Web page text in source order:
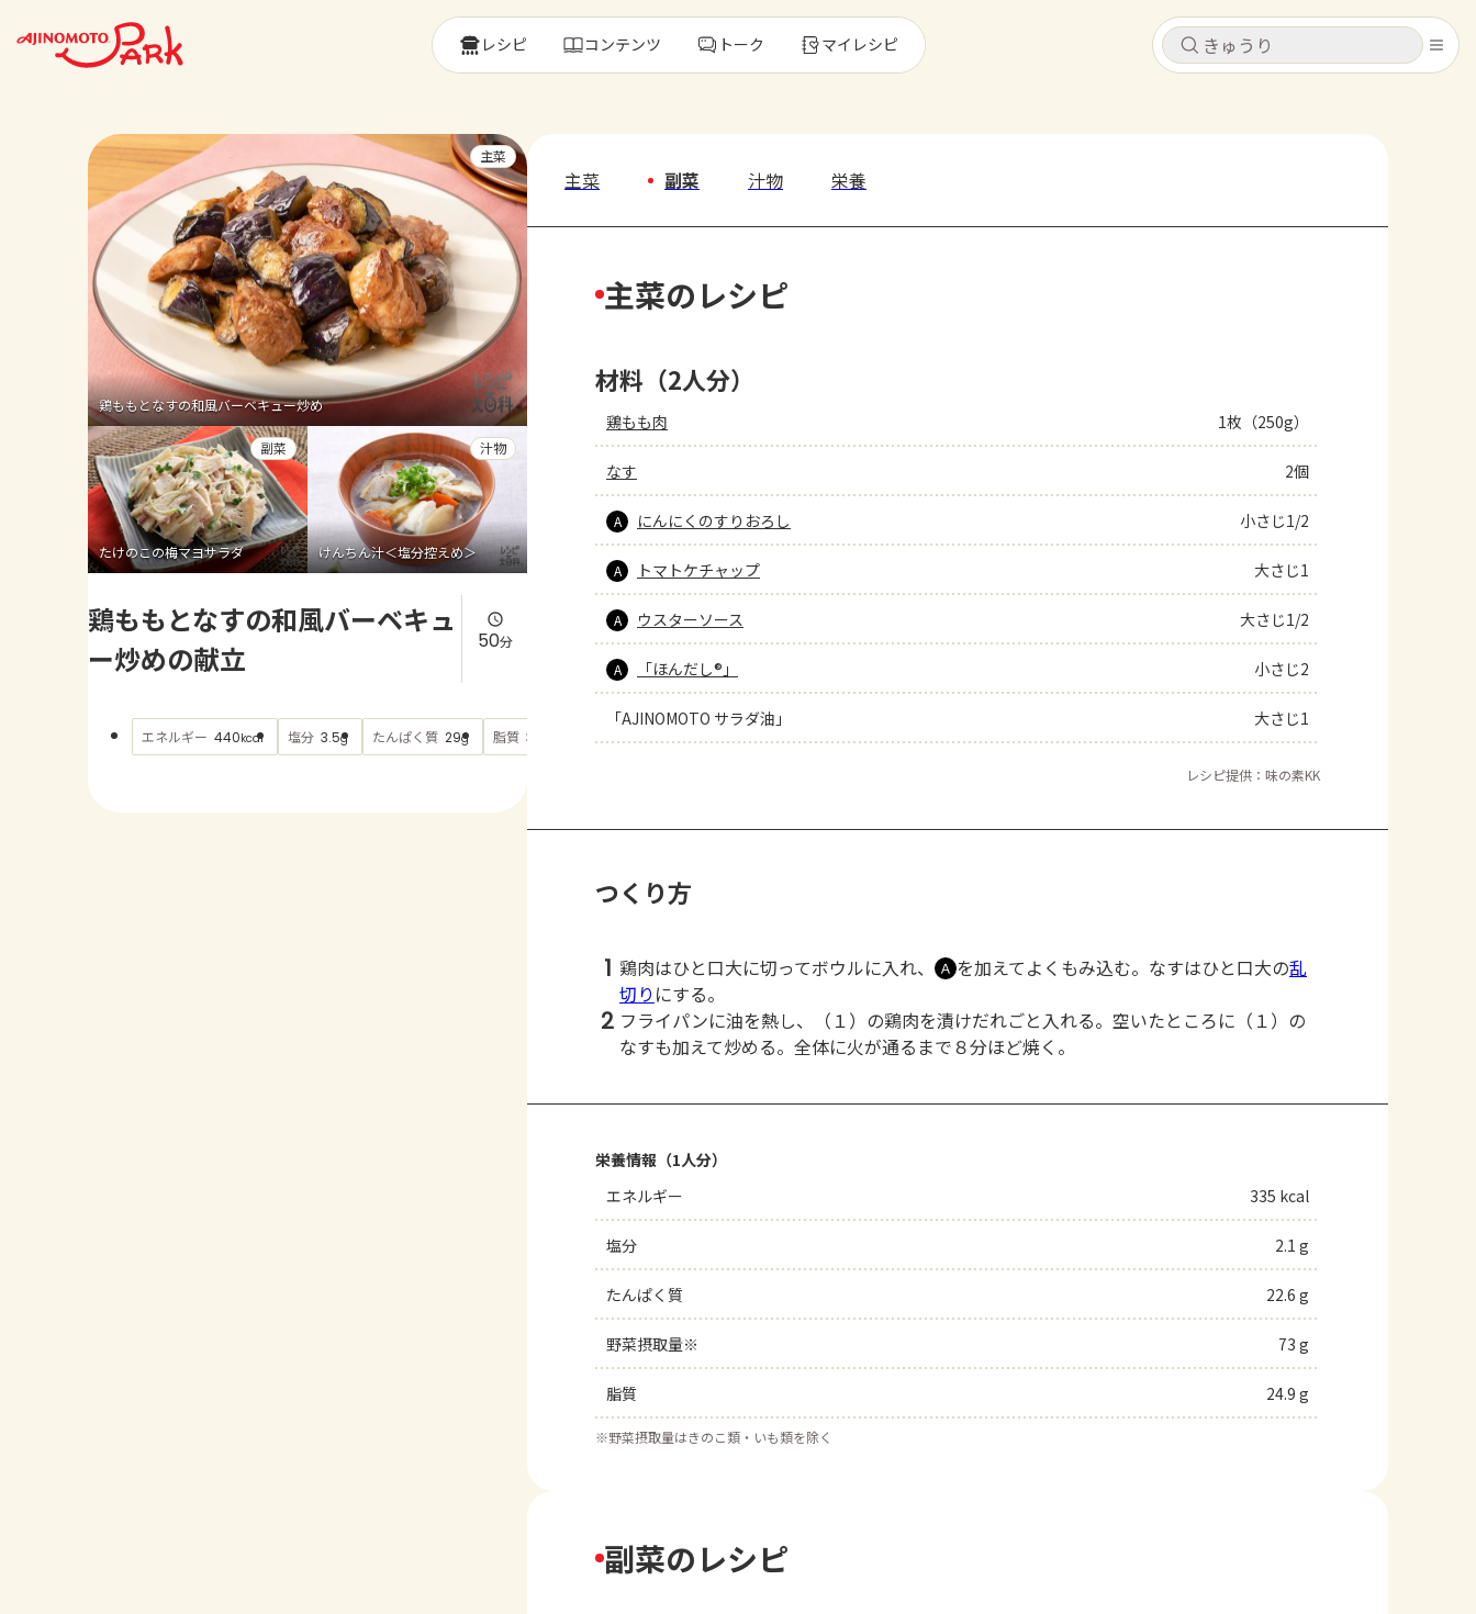
キャンセル
よくあるお問い合わせ
お買い物
キャンセル
レシピ コンテンツ トーク マイレシピ
鶏ももとなすの和風バーベキュー炒め
主菜
たけのこの梅マヨサラダ
副菜
けんちん汁＜塩分控えめ＞
汁物
鶏ももとなすの和風バーベキュ
ー炒めの献立
50分
エネルギー 440kcal 塩分 3.5g たんぱく質 29g 脂質 30.8 もっと見る
主菜 副菜 汁物 栄養
主菜のレシピ
材料（2人分）
鶏もも肉 1枚（250g）
なす 2個
A にんにくのすりおろし 小さじ1/2
A トマトケチャップ 大さじ1
A ウスターソース 大さじ1/2
A 「ほんだし®」 小さじ2
「AJINOMOTO サラダ油」 大さじ1
レシピ提供：味の素KK
つくり方
1 鶏肉はひと口大に切ってボウルに入れ、 Ａ を加えてよくもみ込む。なすはひと口大の乱
切り にする。
2 フライパンに油を熱し、（１）の鶏肉を漬けだれごと入れる。空いたところに（１）の
なすも加えて炒める。全体に火が通るまで８分ほど焼く。
栄養情報（1人分）
エネルギー
335 kcal
塩分 2.1 g
たんぱく質 22.6 g
野菜摂取量※ 73 g
脂質 24.9 g
※野菜摂取量はきのこ類・いも類を除く
副菜のレシピ